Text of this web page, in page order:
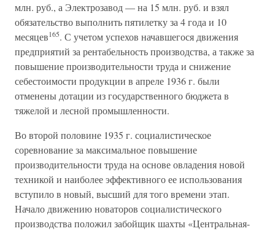
млн. руб., а Электрозавод — на 15 млн. руб. и взял
обязательство выполнить пятилетку за 4 года и 10
месяцев165. С учетом успехов начавшегося движения
предприятий за рентабельность производства, а также за
повышение производительности труда и снижение
себестоимости продукции в апреле 1936 г. были
отменены дотации из государственного бюджета в
тяжелой и лесной промышленности.
Во второй половине 1935 г. социалистическое
соревнование за максимальное повышение
производительности труда на основе овладения новой
техникой и наиболее эффективного ее использования
вступило в новый, высший для того времени этап.
Начало движению новаторов социалистического
производства положил забойщик шахты «Центральная-